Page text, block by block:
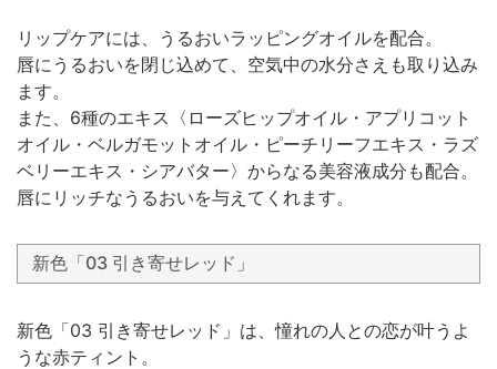
リップケアには、うるおいラッピングオイルを配合。
唇にうるおいを閉じ込めて、空気中の水分さえも取り込み
ます。
また、6種のエキス〈ローズヒップオイル・アプリコット
オイル・ベルガモットオイル・ピーチリーフエキス・ラズ
ベリーエキス・シアバター〉からなる美容液成分も配合。
唇にリッチなうるおいを与えてくれます。
新色「03 引き寄せレッド」
新色「03 引き寄せレッド」は、憧れの人との恋が叶うよ
うな赤ティント。